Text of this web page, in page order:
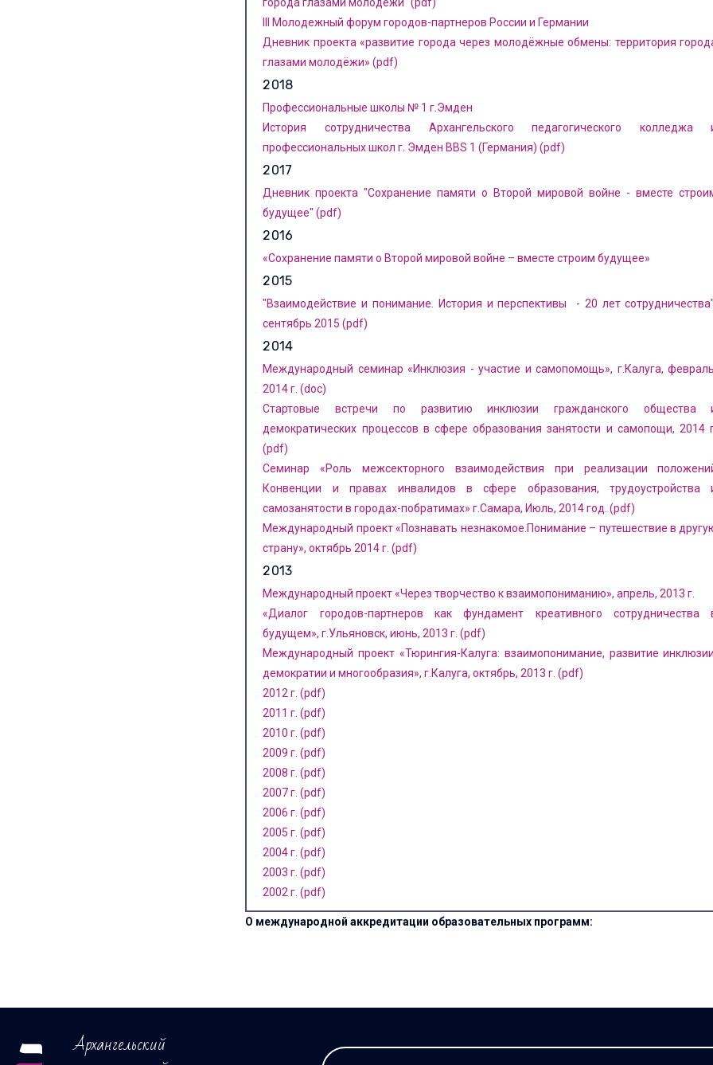
города глазами молодежи" (pdf)
III Молодежный форум городов-партнеров России и Германии
Дневник проекта «развитие города через молодёжные обмены: территория
глазами молодёжи» (pdf)
2018
Профессиональные школы № 1 г.Эмден
История сотрудничества Архангельского педагогического колледжа
профессиональных школ г. Эмден BBS 1 (Германия) (pdf)
2017
Дневник проекта "Сохранение памяти о Второй мировой войне - вместе
будущее" (pdf)
2016
«Сохранение памяти о Второй мировой войне – вместе строим будущее»
2015
"Взаимодействие и понимание. История и перспективы - 20 лет
сентябрь 2015 (pdf)
2014
Международный семинар «Инклюзия - участие и самопомощь», г.Калуга,
2014 г. (doc)
Стартовые встречи по развитию инклюзии гражданского общества
демократических процессов в сфере образования занятости и самопощи, 2014
(pdf)
Семинар «Роль межсекторного взаимодействия при реализации
Конвенции и правах инвалидов в сфере образования, трудоустройства
самозанятости в городах-побратимах» г.Самара, Июль, 2014 год. (pdf)
Международный проект «Познавать незнакомое.Понимание – путешествие в
страну», октябрь 2014 г. (pdf)
2013
Международный проект «Через творчество к взаимопониманию», апрель, 2013 г.
«Диалог городов-партнеров как фундамент креативного сотрудничества
будущем», г.Ульяновск, июнь, 2013 г. (pdf)
Международный проект «Тюрингия-Калуга: взаимопонимание, развитие
демократии и многообразия», г.Калуга, октябрь, 2013 г. (pdf)
2012 г. (pdf)
2011 г. (pdf)
2010 г. (pdf)
2009 г. (pdf)
2008 г. (pdf)
2007 г. (pdf)
2006 г. (pdf)
2005 г. (pdf)
2004 г. (pdf)
2003 г. (pdf)
2002 г. (pdf)
О международной аккредитации образовательных программ:
Архангельский